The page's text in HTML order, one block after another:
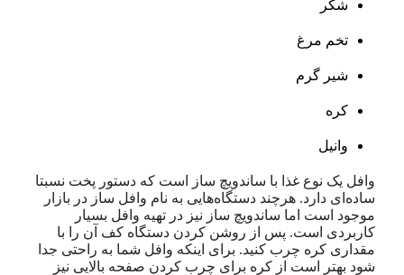
شکر
تخم مرغ
شیر گرم
کره
وانیل
وافل یک نوع غذا با ساندویچ ساز است که دستور پخت نسبتا
ساده‌ای دارد. هرچند دستگاه‌هایی به نام وافل ساز در بازار
موجود است اما ساندویچ ساز نیز در تهیه وافل بسیار
کاربردی است. پس از روشن کردن دستگاه کف آن را با
مقداری کره چرب کنید. برای اینکه وافل شما به راحتی جدا
شود بهتر است از کره برای چرب کردن صفحه بالایی نیز